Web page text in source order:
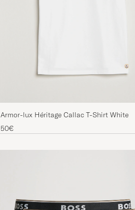
Armor-lux Héritage Callac T-Shirt White
50€